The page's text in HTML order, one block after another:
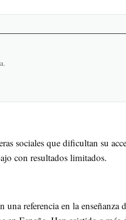
sociales que dificultan su
con resultados limitados.
referencia en la enseñanza